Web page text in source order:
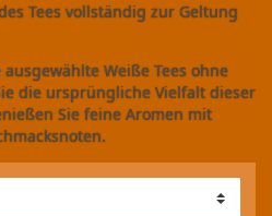
Tees vollständig zur Geltung
Weiße Tees ohne
die ursprüngliche Vielfalt dieser
Sie feine Aromen mit